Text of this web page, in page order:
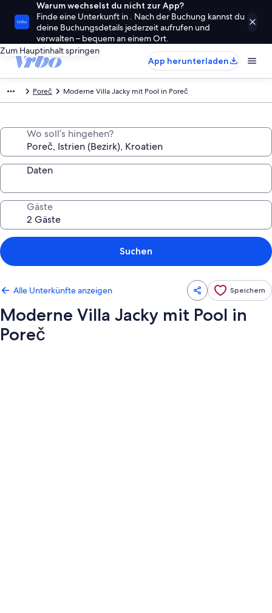
Warum wechselst du nicht zur App?
Finde eine Unterkunft in . Nach der Buchung kannst du
deine Buchungsdetails jederzeit aufrufen und
verwalten – bequem an einem Ort.
Zum Hauptinhalt springen
App herunterladen
Poreč Moderne Villa Jacky mit Pool in Poreč
Wo soll’s hingehen?
Daten
Gäste
Suchen
Alle Unterkünfte anzeigen Speichern
Moderne Villa Jacky mit Pool in
Poreč